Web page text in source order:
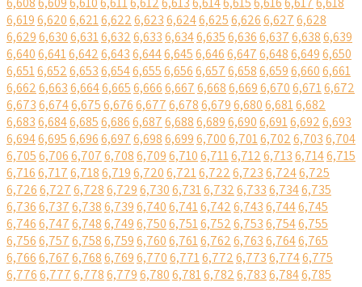
6,6196,6206,6216,6226,6236,6246,6256,6266,6276,628
6,6296,6306,6316,6326,6336,6346,6356,6366,6376,6386,639
6,6406,6416,6426,6436,6446,6456,6466,6476,6486,6496,650
6,6516,6526,6536,6546,6556,6566,6576,6586,6596,6606,661
6,6626,6636,6646,6656,6666,6676,6686,6696,6706,6716,672
6,6736,6746,6756,6766,6776,6786,6796,6806,6816,682
6,6836,6846,6856,6866,6876,6886,6896,6906,6916,6926,693
6,6946,6956,6966,6976,6986,6996,7006,7016,7026,7036,704
6,7056,7066,7076,7086,7096,7106,7116,7126,7136,7146,715
6,7166,7176,7186,7196,7206,7216,7226,7236,7246,725
6,7266,7276,7286,7296,7306,7316,7326,7336,7346,735
6,7366,7376,7386,7396,7406,7416,7426,7436,7446,745
6,7466,7476,7486,7496,7506,7516,7526,7536,7546,755
6,7566,7576,7586,7596,7606,7616,7626,7636,7646,765
6,7666,7676,7686,7696,7706,7716,7726,7736,7746,775
6,7766,7776,7786,7796,7806,7816,7826,7836,7846,785